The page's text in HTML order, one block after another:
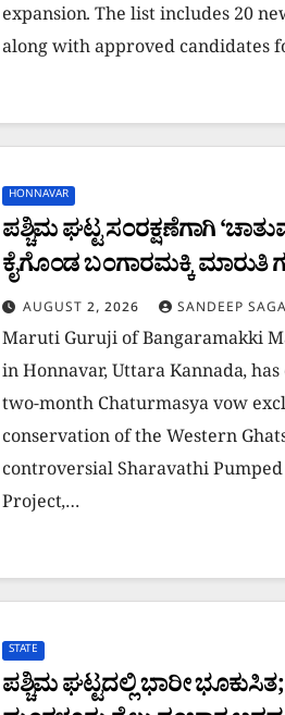
expansion. The list includes 20
along with approved candidates
HONNAVAR
ಪಶ್ಚಿಮ ಘಟ್ಟ ಸಂರಕ್ಷಣೆಗಾಗಿ
ಕೈಗೊಂಡ ಬಂಗಾರಮಕ್ಕಿ ಮಾರುತಿ
ಶರಾವತಿ ಯೋಜನೆಗೆ ವಿರೋಧ
AUGUST 2, 2026 SANDEEP
Maruti Guruji of Bangaramakki
in Honnavar, Uttara Kannada,
two-month Chaturmasya vow
conservation of the Western
controversial Sharavathi
Project,…
STATE
ಪಶ್ಚಿಮ ಘಟ್ಟದಲ್ಲಿ ಭಾರೀ